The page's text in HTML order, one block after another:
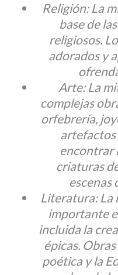
Religión: La
base de
religiosos.
adorados y
Arte: La
complejas
orfebrería,
artefactos
encontrar
criaturas
escenas
Literatura: La
importante
incluida la
épicas.
poética y la